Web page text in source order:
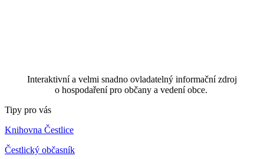
Interaktivní a velmi snadno ovladatelný informační zdroj
o hospodaření pro občany a vedení obce.
Tipy pro vás
Knihovna Čestlice
Čestlický občasník